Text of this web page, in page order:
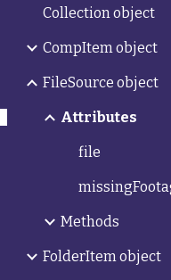
Collection object
CompItem object
FileSource object
Attributes
file
Methods
FolderItem object